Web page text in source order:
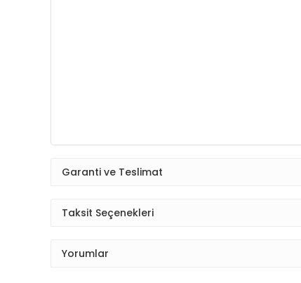
Garanti ve Teslimat
Taksit Seçenekleri
Yorumlar